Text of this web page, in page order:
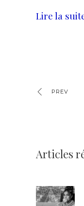
Lire la
PREV
Articles